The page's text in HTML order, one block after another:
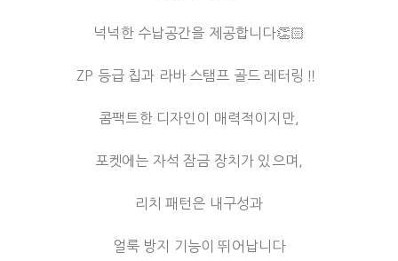
넉넉한 수납공간을 제공합니다👏🏻
ZP 등급 칩과 라바 스탬프 골드 레터링‼ ️
콤팩트한 디자인이 매력적이지만,
포켓에는 자석 잠금 장치가 있으며,
리치 패턴은 내구성과
얼룩 방지 기능이 뛰어납니다